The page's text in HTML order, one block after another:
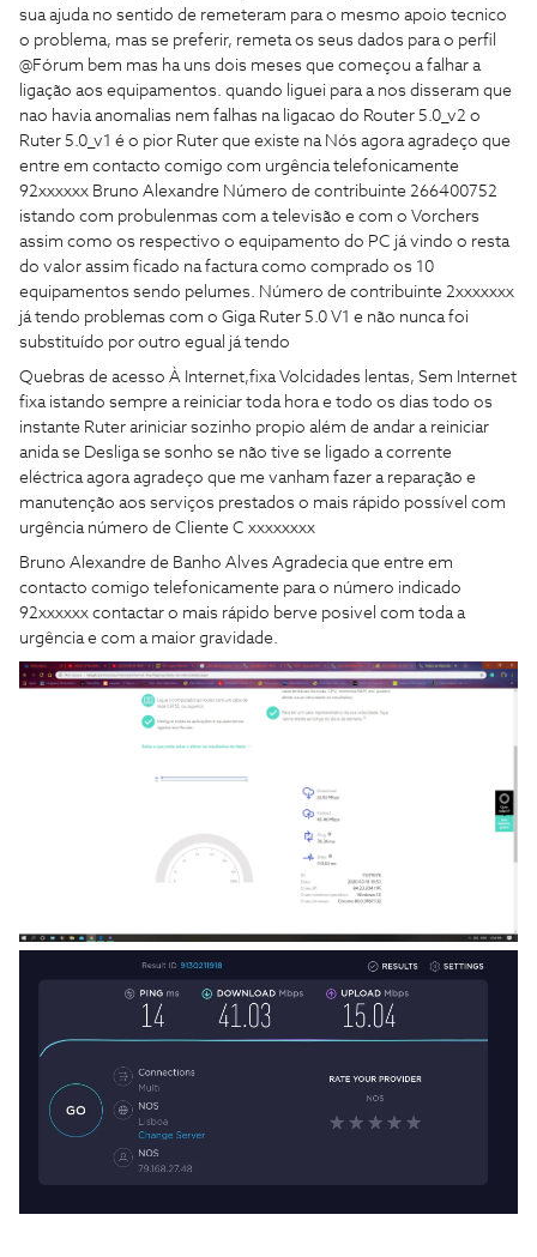
sua ajuda no sentido de remeteram para o mesmo apoio tecnico
o problema, mas se preferir, remeta os seus dados para o perfil
@Fórum bem mas ha uns dois meses que começou a falhar a
ligação aos equipamentos. quando liguei para a nos disseram que
nao havia anomalias nem falhas na ligacao do Router 5.0_v2 o
Ruter 5.0_v1 é o pior Ruter que existe na Nós agora agradeço que
entre em contacto comigo com urgência telefonicamente
92xxxxxx Bruno Alexandre Número de contribuinte 266400752
istando com probulenmas com a televisão e com o Vorchers
assim como os respectivo o equipamento do PC já vindo o resta
do valor assim ficado na factura como comprado os 10
equipamentos sendo pelumes. Número de contribuinte 2xxxxxxx
já tendo problemas com o Giga Ruter 5.0 V1 e não nunca foi
substituído por outro egual já tendo
Quebras de acesso À Internet,fixa Volcidades lentas, Sem Internet
fixa istando sempre a reiniciar toda hora e todo os dias todo os
instante Ruter ariniciar sozinho propio além de andar a reiniciar
anida se Desliga se sonho se não tive se ligado a corrente
eléctrica agora agradeço que me vanham fazer a reparação e
manutenção aos serviços prestados o mais rápido possível com
urgência número de Cliente C xxxxxxxx
Bruno Alexandre de Banho Alves Agradecia que entre em
contacto comigo telefonicamente para o número indicado
92xxxxxx contactar o mais rápido berve posivel com toda a
urgência e com a maior gravidade.